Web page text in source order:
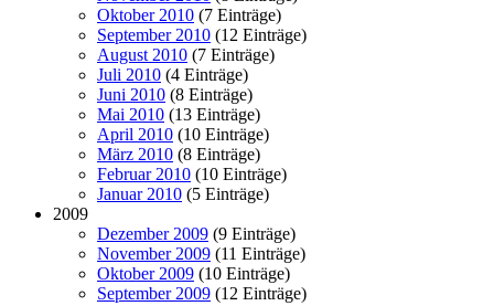
Oktober 2010 (7 Einträge)
September 2010 (12 Einträge)
August 2010 (7 Einträge)
Juli 2010 (4 Einträge)
Juni 2010 (8 Einträge)
Mai 2010 (13 Einträge)
April 2010 (10 Einträge)
März 2010 (8 Einträge)
Februar 2010 (10 Einträge)
Januar 2010 (5 Einträge)
2009
Dezember 2009 (9 Einträge)
November 2009 (11 Einträge)
Oktober 2009 (10 Einträge)
September 2009 (12 Einträge)